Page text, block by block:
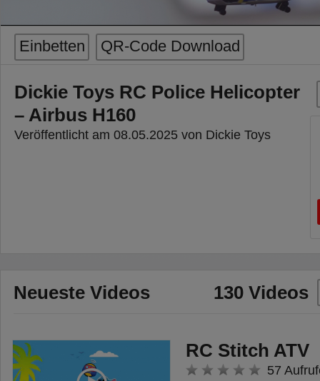
Einbetten QR-Code Download
Dickie Toys RC Police Helicopter
– Airbus H160
Veröffentlicht am 08.05.2025 von Dickie Toys
Neueste Videos 130 Videos
RC Stitch ATV
57